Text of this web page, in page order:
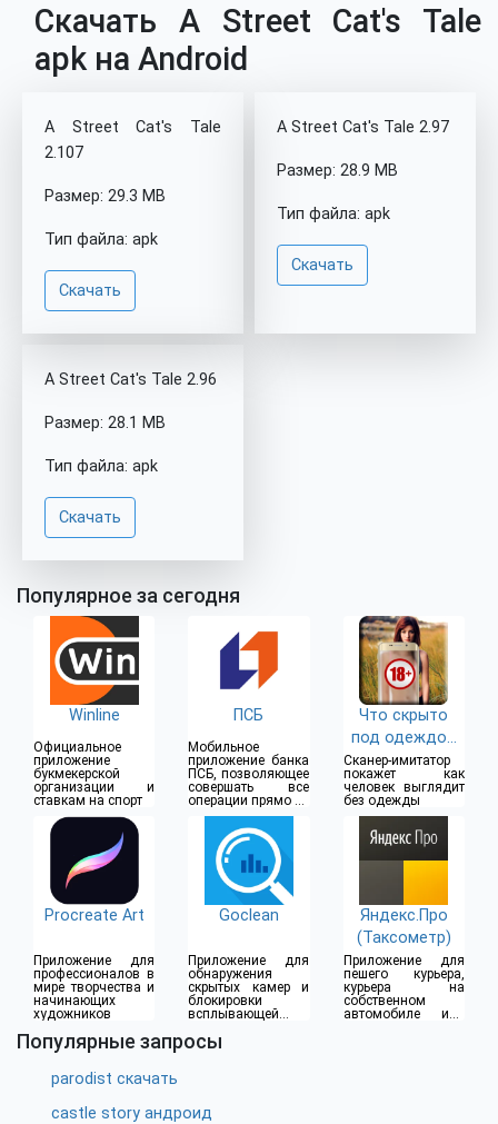
Скачать A Street Cat's Tale
apk на Android
A Street Cat's Tale
2.107
Размер: 29.3 MB
Тип файла: apk
Скачать
A Street Cat's Tale 2.97
Размер: 28.9 MB
Тип файла: apk
Скачать
A Street Cat's Tale 2.96
Размер: 28.1 MB
Тип файла: apk
Скачать
Популярное за сегодня
Winline
Официальное
приложение
букмекерской
организации и
ставкам на спорт
ПСБ
Мобильное
приложение банка
ПСБ, позволяющее
совершать все
операции прямо из
дома
Что скрыто
под одеждой
(18+)
Сканер-имитатор
покажет как
человек выглядит
без одежды
Procreate Art
Приложение для
профессионалов в
мире творчества и
начинающих
художников
Goclean
Приложение для
обнаружения
скрытых камер и
блокировки
всплывающей
Яндекс.Про
(Таксометр)
Приложение для
пешего курьера,
курьера на
собственном
автомобиле или
Популярные запросы
parodist скачать
castle story андроид